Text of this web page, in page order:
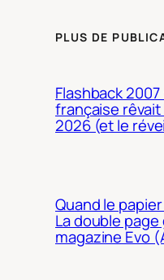
PLUS DE
Flashback
française
2026 (et le
Quand le
La double
magazine Evo